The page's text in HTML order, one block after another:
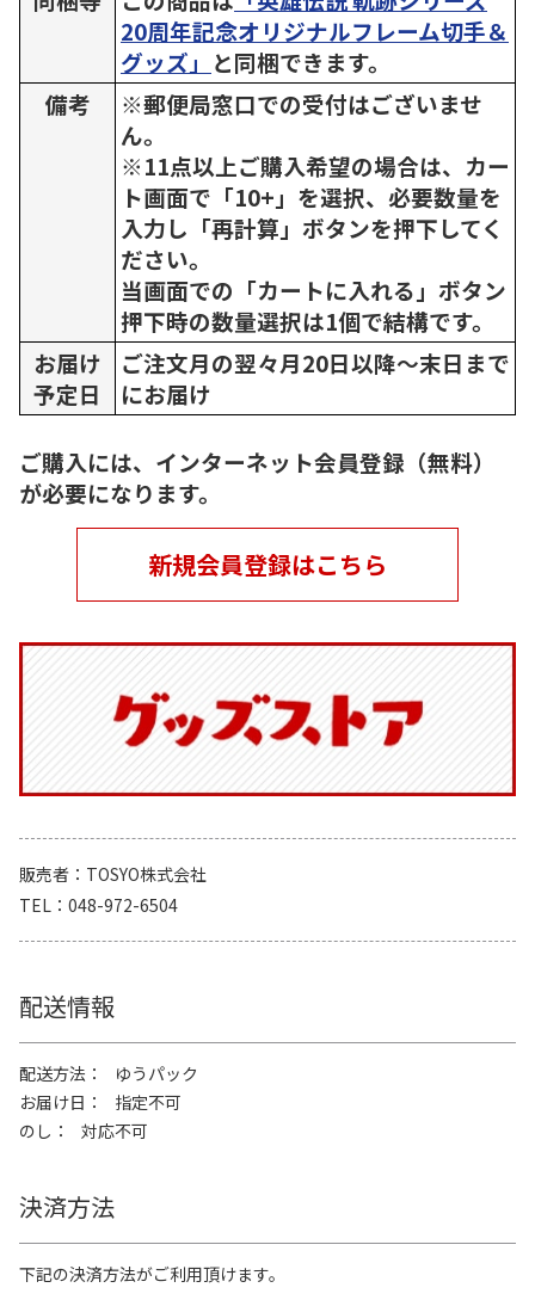
20周年記念オリジナルフレーム切手＆
グッズ」 と同梱できます。
備考
※郵便局窓口での受付はございませ
ん。
※11点以上ご購入希望の場合は、カー
ト画面で「10+」を選択、必要数量を
入力し「再計算」ボタンを押下してく
ださい。
当画面での「カートに入れる」ボタン
押下時の数量選択は1個で結構です。
お届け
予定日
ご注文月の翌々月20日以降～末日まで
にお届け
ご購入には、インターネット会員登録（無料）
が必要になります。
新規会員登録はこちら
販売者
TOSYO株式会社
TEL
048-972-6504
配送情報
配送方法
ゆうパック
お届け日
指定不可
のし
対応不可
決済方法
下記の決済方法がご利用頂けます。